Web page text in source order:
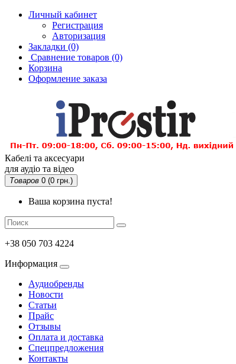
Личный кабинет
Регистрация
Авторизация
Закладки (0)
Сравнение товаров (0)
Корзина
Оформление заказа
Кабелі та аксесуари
для аудіо та відео
Товаров 0 (0 грн.)
Ваша корзина пуста!
+38 050 703 4224
Информация
Аудиобренды
Новости
Статьи
Прайс
Отзывы
Оплата и доставка
Спецпредложения
Контакты